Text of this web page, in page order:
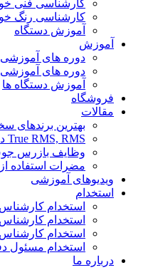
کارشناسی فنی
کارشناسی رنگ
آموزش دستگاه
آموزش
دوره های
دوره های
آموزش دستگاه ها
فروشگاه
مقالات
بهترین برندهای
True RMS, RMS در مولتی متر ها چیست؟
وظایف بازرس
مضرات استفاده از
ویدیوهای آموزشی
استخدام
استخدام کارشناس
استخدام
استخدام کارشناس
استخدام مسئول
درباره ما